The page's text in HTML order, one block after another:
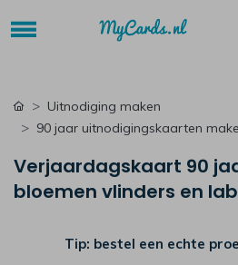
Uitnodiging maken
90 jaar uitnodigingskaarten
Verjaardagskaart 90
bloemen vlinders en
Tip: bestel een echte